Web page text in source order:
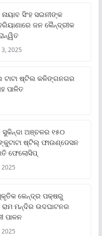
ସିଂହ ସଇନୀଙ୍କ
ଜନ କୈନ୍ଦ୍ରୀକ
2025
ଟାଟା ଷ୍ଟିଲ କଳିଙ୍ଗନଗର
ପାଳିତ
ଅଞ୍ଚଳର ୧୫୦
ଷ୍ଟିଲ୍ ଫାଉଣ୍ଡେସନ
ଫେଲୋସିପ୍‌
2025
କେନ୍ଦ୍ର ପକ୍ଷରୁ
ମନ୍ଦିର ଉଦଘାଟନର
ପାଳନ
2025